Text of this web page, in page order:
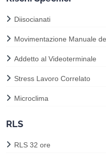
Diisocianati
Movimentazione Manuale
Addetto al Videoterminale
Stress Lavoro Correlato
Microclima
RLS
RLS 32 ore